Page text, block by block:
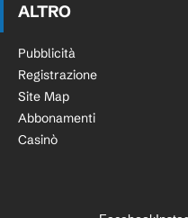
ALTRO
Pubblicità
Registrazione
Site Map
Abbonamenti
Casinò